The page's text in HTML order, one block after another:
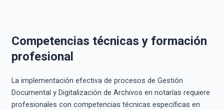
Competencias técnicas y formación
profesional
La implementación efectiva de procesos de Gestión
Documental y Digitalización de Archivos en notarías requiere
profesionales con competencias técnicas específicas en